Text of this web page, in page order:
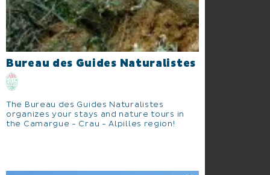
Bureau des Guides Naturalistes
The Bureau des Guides Naturalistes
organizes your stays and nature tours in
the Camargue - Crau - Alpilles region!